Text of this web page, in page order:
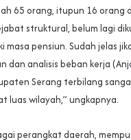
65 orang, itupun 16 orang
struktural, belum lagi
masa pensiun. Sudah jelas
dan analisis beban kerja
Serang terbilang
luas wilayah,” ungkapnya.
perangkat daerah,